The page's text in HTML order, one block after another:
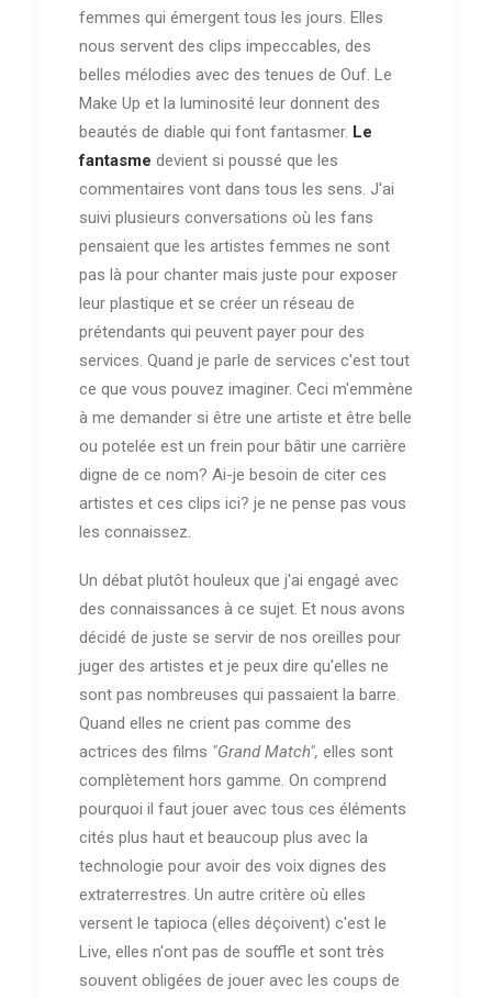
femmes qui émergent tous les jours. Elles
nous servent des clips impeccables, des
belles mélodies avec des tenues de Ouf. Le
Make Up et la luminosité leur donnent des
beautés de diable qui font fantasmer. Le
fantasme devient si poussé que les
commentaires vont dans tous les sens. J'ai
suivi plusieurs conversations où les fans
pensaient que les artistes femmes ne sont
pas là pour chanter mais juste pour exposer
leur plastique et se créer un réseau de
prétendants qui peuvent payer pour des
services. Quand je parle de services c'est tout
ce que vous pouvez imaginer. Ceci m'emmène
à me demander si être une artiste et être belle
ou potelée est un frein pour bâtir une carrière
digne de ce nom? Ai-je besoin de citer ces
artistes et ces clips ici? je ne pense pas vous
les connaissez.
Un débat plutôt houleux que j'ai engagé avec
des connaissances à ce sujet. Et nous avons
décidé de juste se servir de nos oreilles pour
juger des artistes et je peux dire qu'elles ne
sont pas nombreuses qui passaient la barre.
Quand elles ne crient pas comme des
actrices des films "Grand Match", elles sont
complètement hors gamme. On comprend
pourquoi il faut jouer avec tous ces éléments
cités plus haut et beaucoup plus avec la
technologie pour avoir des voix dignes des
extraterrestres. Un autre critère où elles
versent le tapioca (elles déçoivent) c'est le
Live, elles n'ont pas de souffle et sont très
souvent obligées de jouer avec les coups de